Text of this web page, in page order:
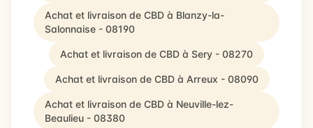
Achat et livraison de CBD à Blanzy-la-
Salonnaise - 08190
Achat et livraison de CBD à Sery - 08270
Achat et livraison de CBD à Arreux - 08090
Achat et livraison de CBD à Neuville-lez-
Beaulieu - 08380